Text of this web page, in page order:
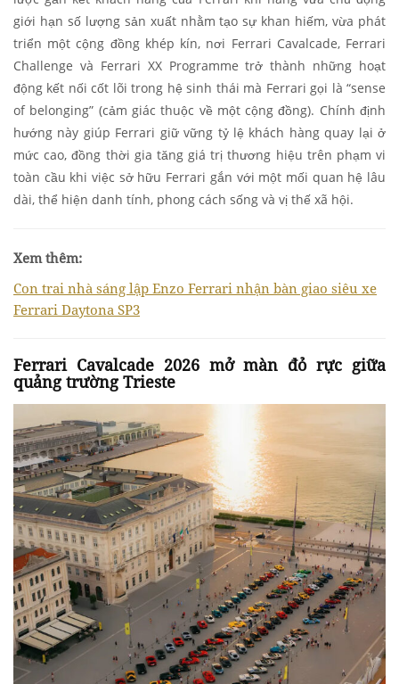
giới hạn số lượng sản xuất nhằm tạo sự khan hiếm, vừa phát
triển một cộng đồng khép kín, nơi Ferrari Cavalcade, Ferrari
Challenge và Ferrari XX Programme trở thành những hoạt
động kết nối cốt lõi trong hệ sinh thái mà Ferrari gọi là “sense
of belonging” (cảm giác thuộc về một cộng đồng). Chính định
hướng này giúp Ferrari giữ vững tỷ lệ khách hàng quay lại ở
mức cao, đồng thời gia tăng giá trị thương hiệu trên phạm vi
toàn cầu khi việc sở hữu Ferrari gắn với một mối quan hệ lâu
dài, thể hiện danh tính, phong cách sống và vị thế xã hội.
Xem thêm:
Con trai nhà sáng lập Enzo Ferrari nhận bàn giao siêu xe
Ferrari Daytona SP3
Ferrari Cavalcade 2026 mở màn đỏ rực giữa
quảng trường Trieste